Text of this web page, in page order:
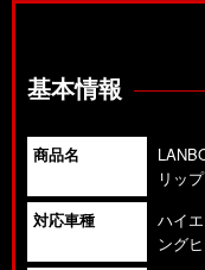
基本情報
商品名
リップ
対応車種
ハイ
ング